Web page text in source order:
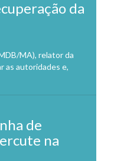
da
MA), relator da
as autoridades e,
de
na